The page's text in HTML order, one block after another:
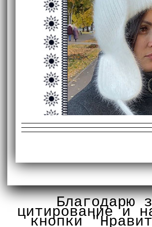
Благодарю
цитирование и
кнопки